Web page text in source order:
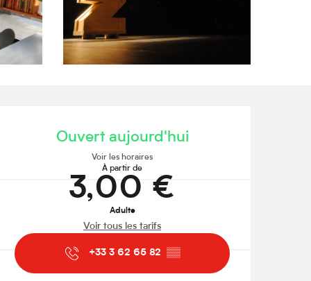
Ouverture et coordonnées
Ouvert aujourd'hui
Voir les horaires
À partir de
3,00 €
Adulte
Voir tous les tarifs
+33 3 62 65 82 ▒▒